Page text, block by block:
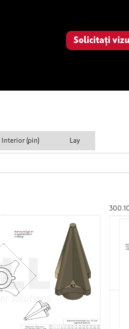
Solicitați
Interior (pin) Lay